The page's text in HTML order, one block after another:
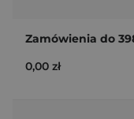
0,00 zł